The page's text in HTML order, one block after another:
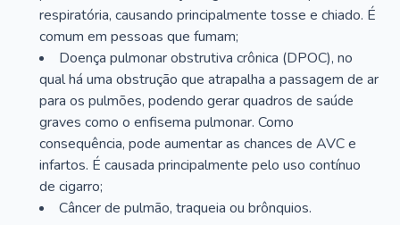
respiratória, causando principalmente tosse e chiado. É
comum em pessoas que fumam;
Doença pulmonar obstrutiva crônica (DPOC), no
qual há uma obstrução que atrapalha a passagem de ar
para os pulmões, podendo gerar quadros de saúde
graves como o enfisema pulmonar. Como
consequência, pode aumentar as chances de AVC e
infartos. É causada principalmente pelo uso contínuo
de cigarro;
Câncer de pulmão, traqueia ou brônquios.